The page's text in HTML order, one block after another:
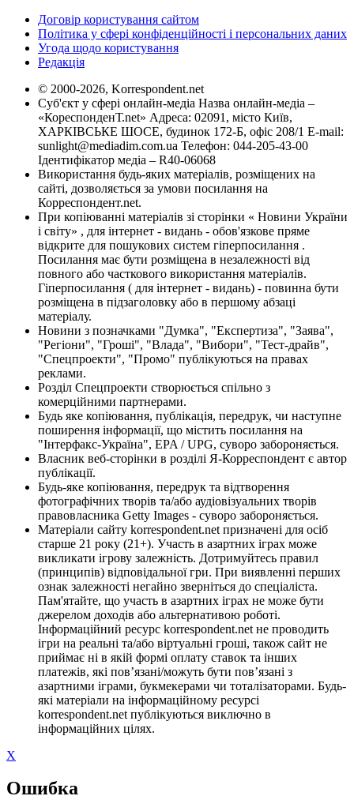
Договір користування сайтом
Політика у сфері конфіденційності і персональних даних
Угода щодо користування
Редакція
© 2000-2026, Korrespondent.net
Суб'єкт у сфері онлайн-медіа Назва онлайн-медіа –
«КореспонденТ.net» Адреса: 02091, місто Київ,
ХАРКІВСЬКЕ ШОСЕ, будинок 172-Б, офіс 208/1 E-mail:
sunlight@mediadim.com.ua Телефон: 044-205-43-00
Ідентифікатор медіа – R40-06068
Використання будь-яких матеріалів, розміщених на
сайті, дозволяється за умови посилання на
Корреспондент.net.
При копіюванні матеріалів зі сторінки « Новини України
і світу» , для інтернет - видань - обов'язкове пряме
відкрите для пошукових систем гіперпосилання .
Посилання має бути розміщена в незалежності від
повного або часткового використання матеріалів.
Гіперпосилання ( для інтернет - видань) - повинна бути
розміщена в підзаголовку або в першому абзаці
матеріалу.
Новини з позначками "Думка", "Експертиза", "Заява",
"Регіони", "Гроші", "Влада", "Вибори", "Тест-драйв",
"Спецпроекти", "Промо" публікуються на правах
реклами.
Розділ Спецпроекти створюється спільно з
комерційними партнерами.
Будь яке копіювання, публікація, передрук, чи наступне
поширення інформації, що містить посилання на
"Інтерфакс-Україна", EPA / UPG, суворо забороняється.
Власник веб-сторінки в розділі Я-Корреспондент є автор
публікації.
Будь-яке копіювання, передрук та відтворення
фотографічних творів та/або аудіовізуальних творів
правовласника Getty Images - суворо забороняється.
Матеріали сайту korrespondent.net призначені для осіб
старше 21 року (21+). Участь в азартних іграх може
викликати ігрову залежність. Дотримуйтесь правил
(принципів) відповідальної гри. При виявленні перших
ознак залежності негайно зверніться до спеціаліста.
Пам'ятайте, що участь в азартних іграх не може бути
джерелом доходів або альтернативою роботі.
Інформаційний ресурс korrespondent.net не проводить
ігри на реальні та/або віртуальні гроші, також сайт не
приймає ні в якій формі оплату ставок та інших
платежів, які пов’язані/можуть бути пов’язані з
азартними іграми, букмекерами чи тоталізаторами. Будь-
які матеріали на інформаційному ресурсі
korrespondent.net публікуються виключно в
інформаційних цілях.
X
Ошибка